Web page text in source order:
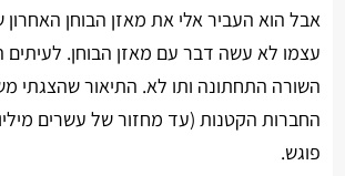
אבל הוא העביר אלי את מאזן הבוחן האחרון
עצמו לא עשה דבר עם מאזן הבוחן.
השורה התחתונה ותו לא. התיאור שהצגתי
החברות הקטנות (עד מחזור של עשרים
פוגש.